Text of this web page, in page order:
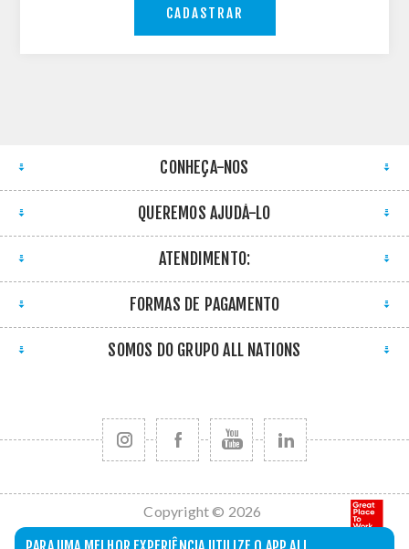
CADASTRAR
CONHEÇA-NOS
QUEREMOS AJUDÁ-LO
ATENDIMENTO:
FORMAS DE PAGAMENTO
SOMOS DO GRUPO ALL NATIONS
Copyright © 2026
All Nations. Todos